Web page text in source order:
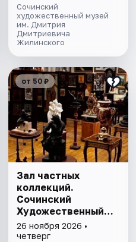
Сочинский
художественный музей
им. Дмитрия
Дмитриевича
Жилинского
от 50 ₽
Зал частных
коллекций.
Сочинский
Художественный
музей им. Д.Д.
Жилинского
26 ноября 2026 •
четверг